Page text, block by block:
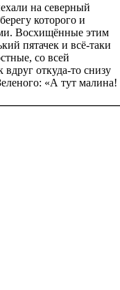
на северный
которого и
Восхищённые этим
пятачек и всё-таки
со всей
вдруг откуда-то снизу
«А тут малина!